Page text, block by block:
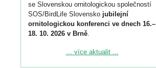
se Slovenskou ornitologickou společností
SOS/BirdLife Slovensko jubilejní
ornitologickou konferenci ve dnech 16.–
18. 10. 2026 v Brně.
Podrobnější informace ke konferenci
... více aktualit ...